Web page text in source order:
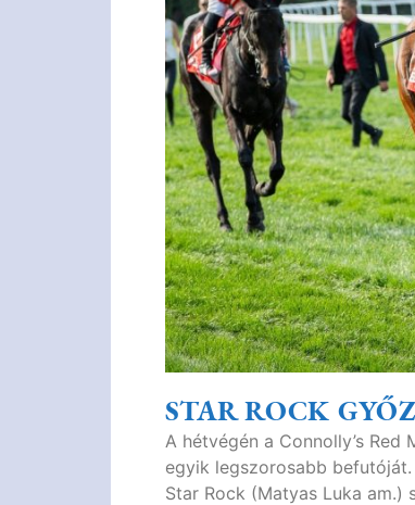
STAR ROCK
A hétvégén a Connolly’s
egyik legszorosabb
Star Rock (Matyas Luka